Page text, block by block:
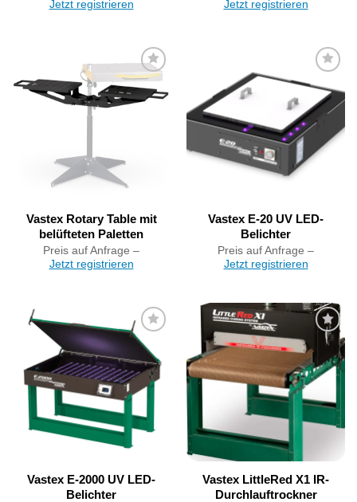
Jetzt registrieren
Jetzt registrieren
Artikel
merken
Vastex Rotary Table mit
belüfteten Paletten
Preis auf Anfrage –
Jetzt registrieren
Artikel
merken
Vastex E-20 UV LED-
Belichter
Preis auf Anfrage –
Jetzt registrieren
Artikel
merken
Vastex E-2000 UV LED-
Belichter
Artikel
merken
Vastex LittleRed X1 IR-
Durchlauftrockner